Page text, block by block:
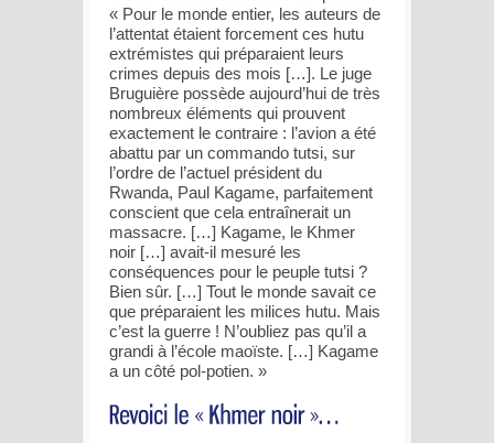
« Pour le monde entier, les auteurs de
l’attentat étaient forcement ces hutu
extrémistes qui préparaient leurs
crimes depuis des mois […]. Le juge
Bruguière possède aujourd’hui de très
nombreux éléments qui prouvent
exactement le contraire : l’avion a été
abattu par un commando tutsi, sur
l’ordre de l’actuel président du
Rwanda, Paul Kagame, parfaitement
conscient que cela entraînerait un
massacre. […] Kagame, le Khmer
noir […] avait-il mesuré les
conséquences pour le peuple tutsi ?
Bien sûr. […] Tout le monde savait ce
que préparaient les milices hutu. Mais
c’est la guerre ! N’oubliez pas qu’il a
grandi à l’école maoïste. […] Kagame
a un côté pol-potien. »